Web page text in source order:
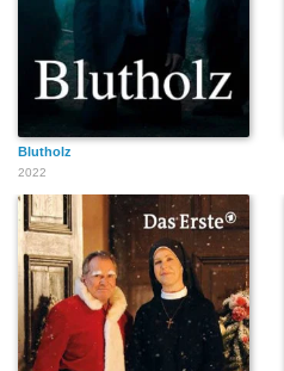
Blutholz
2022